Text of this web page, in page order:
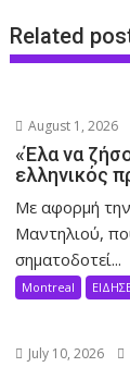
Related
August 1, 2026
«Έλα να
ελληνικός
Με αφορμή
Μαντηλιού,
σηματοδοτεί...
Montreal
July 10, 2026